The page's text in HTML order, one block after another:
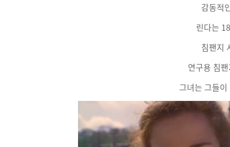
감동적
린다는
침팬지
연구용 침
그녀는 그들